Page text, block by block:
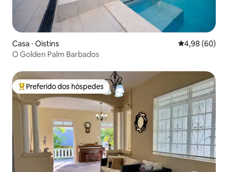
Casa ⋅ Oistins 4,98 de uma
4,98 (60)
O Golden Palm Barbados
Entre os melhores preferidos dos hóspedes
Preferido dos hóspedes